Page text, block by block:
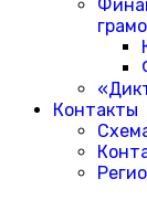
Контакты